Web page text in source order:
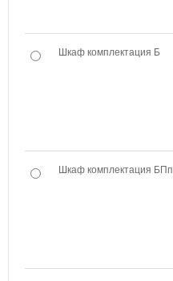
Шкаф комплектация Б
Шкаф комплектация БПп